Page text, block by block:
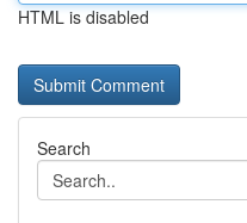
HTML is disabled
Search